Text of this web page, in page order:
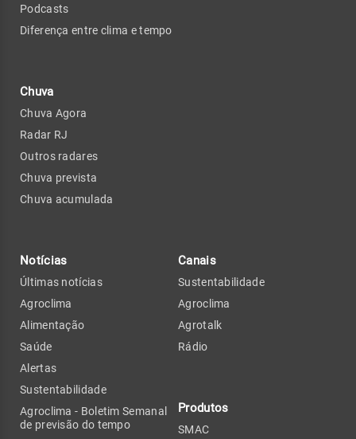
Podcasts
Diferença entre clima e tempo
Chuva
Chuva Agora
Radar RJ
Outros radares
Chuva prevista
Chuva acumulada
Notícias
Últimas notícias
Agroclima
Alimentação
Saúde
Alertas
Sustentabilidade
Agroclima - Boletim Semanal
de previsão do tempo
Canais
Sustentabilidade
Agroclima
Agrotalk
Rádio
Produtos
SMAC